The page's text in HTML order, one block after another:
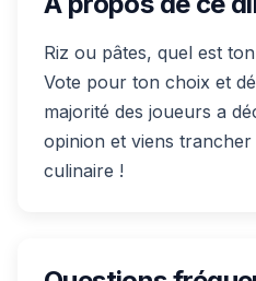
Riz ou pâtes, quel est
Vote pour ton choix et
majorité des joueurs a
opinion et viens
culinaire !